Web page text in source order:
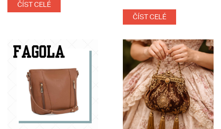
ČÍST CELÉ
ČÍST CELÉ